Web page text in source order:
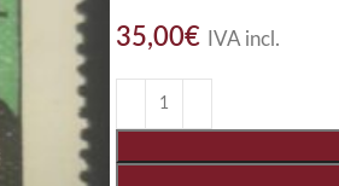
35,00€ IVA incl.